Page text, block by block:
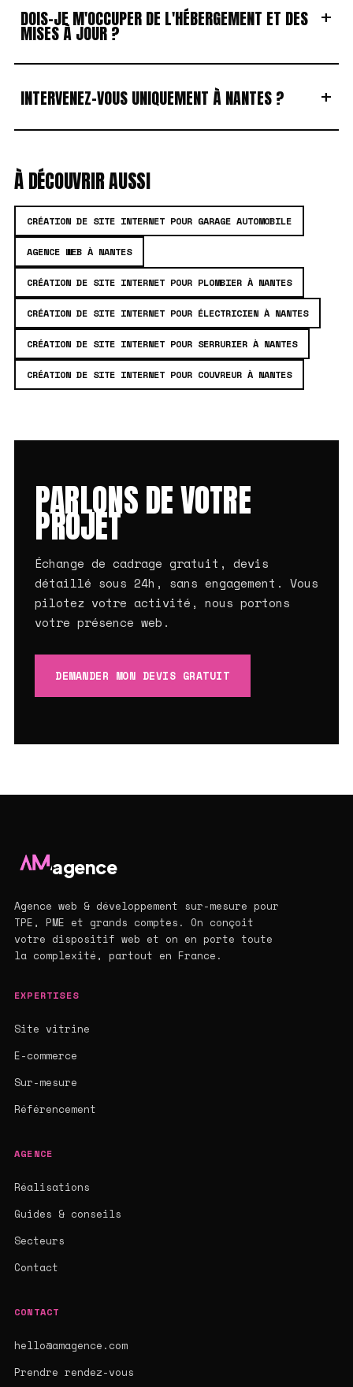
DOIS-JE M'OCCUPER DE L'HÉBERGEMENT ET DES
MISES À JOUR ?
+
INTERVENEZ-VOUS UNIQUEMENT À NANTES ? +
À DÉCOUVRIR AUSSI
CRÉATION DE SITE INTERNET POUR GARAGE AUTOMOBILE
AGENCE WEB À NANTES
CRÉATION DE SITE INTERNET POUR PLOMBIER À NANTES
CRÉATION DE SITE INTERNET POUR ÉLECTRICIEN À NANTES
CRÉATION DE SITE INTERNET POUR SERRURIER À NANTES
CRÉATION DE SITE INTERNET POUR COUVREUR À NANTES
PARLONS DE VOTRE
PROJET
Échange de cadrage gratuit, devis
détaillé sous 24h, sans engagement. Vous
pilotez votre activité, nous portons
votre présence web.
DEMANDER MON DEVIS GRATUIT
agence
Agence web & développement sur-mesure pour
TPE, PME et grands comptes. On conçoit
votre dispositif web et on en porte toute
la complexité, partout en France.
EXPERTISES
Site vitrine
E-commerce
Sur-mesure
Référencement
AGENCE
Réalisations
Guides & conseils
Secteurs
Contact
CONTACT
hello@amagence.com
Prendre rendez-vous